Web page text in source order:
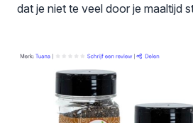
dat je niet te veel door je maaltijd